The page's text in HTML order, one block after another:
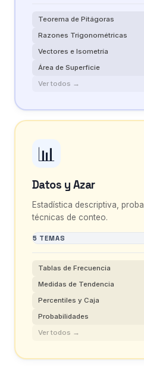
Teorema de Pitágoras
Razones Trigonométricas
Vectores e Isometría
Área de Superficie
Ver todos →
📊
Datos y Azar
Estadística descriptiva,
técnicas de conteo.
5 TEMAS
Tablas de Frecuencia
Medidas de Tendencia
Percentiles y Caja
Probabilidades
Ver todos →